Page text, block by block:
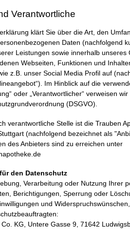
Verantwortliche
klärt Sie über die Art, den
Daten (nachfolgend
Leistungen sowie innerhalb unseres
Webseiten, Funktionen und
z.B. unser Social Media Profil auf
Im Hinblick auf die
oder „Verantwortlicher“ verweisen
(DSGVO).
verantwortliche Stelle ist die Trauben
(nachfolgend bezeichnet als
des Anbieters sind zu erreichen unter
den Datenschutz
Verarbeitung oder Nutzung Ihrer
Berichtigungen, Sperrung oder
und
KG, Untere Gasse 9, 71642